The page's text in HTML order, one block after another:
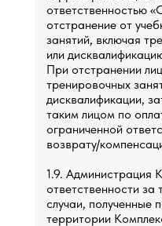
ответственностью
отстранение от
занятий, включая
или
При отстранении
тренировочных
дисквалификации,
таким лицом по
ограниченной
возврату/
1.9. Администрация
ответственности
случаи, полученные
территории